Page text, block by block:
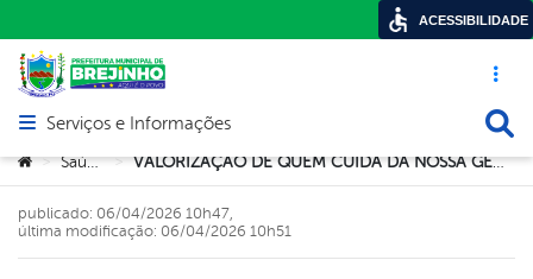
Acesso
Abrir menu principal de navegação
Serviços e Informações
Você está aqui:
> Saúde > VALORIZAÇÃO DE QUEM CUIDA DA NOSSA GENTE
publicado: 06/04/2026 10h47,
última modificação: 06/04/2026 10h51
ACESSIBILIDADE